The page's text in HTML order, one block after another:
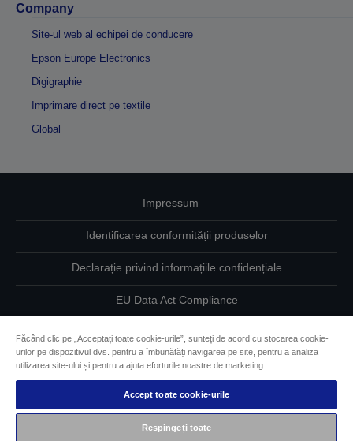
Company
Site-ul web al echipei de conducere
Epson Europe Electronics
Digigraphie
Imprimare direct pe textile
Global
Impressum
Identificarea conformității produselor
Declarație privind informațiile confidențiale
EU Data Act Compliance
Informaţii despre modulele cookie
Angajamentul Epson pe linie de accesibilitate
Făcând clic pe „Acceptați toate cookie-urile”, sunteți de acord cu stocarea cookie-
urilor pe dispozitivul dvs. pentru a îmbunătăți navigarea pe site, pentru a analiza
utilizarea site-ului și pentru a ajuta eforturile noastre de marketing.
Accept toate cookie-urile
Respingeți toate